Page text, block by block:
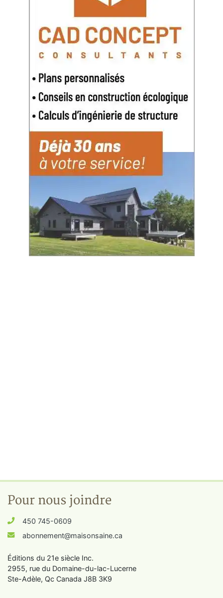
Pour nous joindre
450 745-0609
abonnement@maisonsaine.ca
Éditions du 21e siècle Inc.
2955, rue du Domaine-du-lac-Lucerne
Ste-Adèle, Qc Canada J8B 3K9